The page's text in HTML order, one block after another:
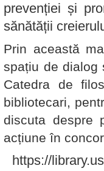
prevenției și
sănătății
Prin această
spațiu de dialog
Catedra de
bibliotecari,
discuta despre
acțiune în
https://